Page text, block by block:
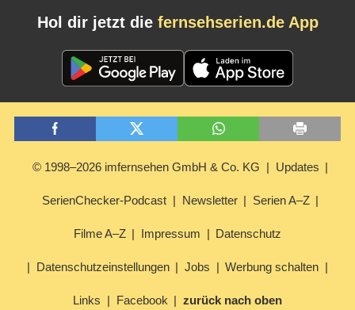
Hol dir jetzt die fernsehserien.de App
© 1998–2026 imfernsehen GmbH & Co. KG Updates
SerienChecker-Podcast Newsletter Serien A–Z
Filme A–Z Impressum Datenschutz
Datenschutzeinstellungen Jobs Werbung schalten
Links Facebook zurück nach oben